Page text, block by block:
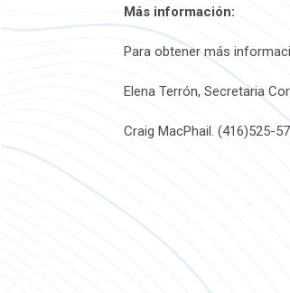
Más información:
Para obtener más
Elena Terrón, Secretaria
Craig MacPhail. (416)525-